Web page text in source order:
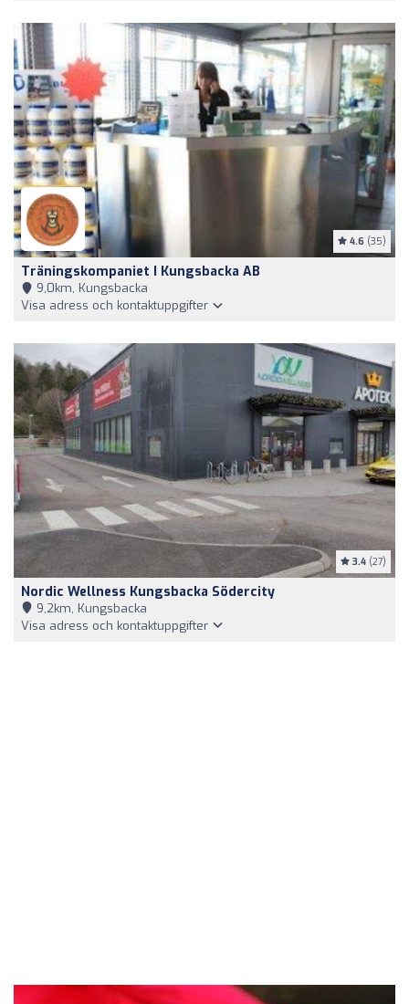
4.6 (35)
Träningskompaniet I Kungsbacka AB
9,0km, Kungsbacka
Visa adress och kontaktuppgifter
3.4 (27)
Nordic Wellness Kungsbacka Södercity
9,2km, Kungsbacka
Visa adress och kontaktuppgifter